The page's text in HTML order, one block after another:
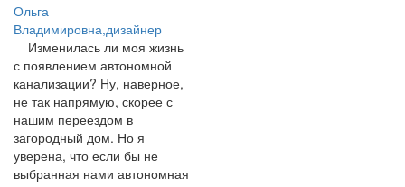
Ольга
Владимировна,дизайнер
Изменилась ли моя жизнь
с появлением автономной
канализации? Ну, наверное,
не так напрямую, скорее с
нашим переездом в
загородный дом. Но я
уверена, что если бы не
выбранная нами автономная